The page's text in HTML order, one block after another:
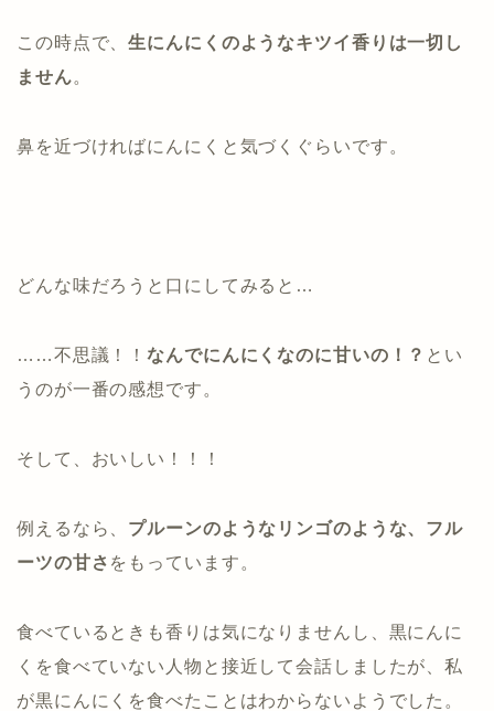
この時点で、生にんにくのようなキツイ香りは一切し
ません。
鼻を近づければにんにくと気づくぐらいです。
どんな味だろうと口にしてみると…
……不思議！！なんでにんにくなのに甘いの！？ とい
うのが一番の感想です。
そして、おいしい！！！
例えるなら、 プルーンのようなリンゴのような、フル
ーツの甘さ をもっています。
食べているときも香りは気になりませんし、黒にんに
くを食べていない人物と接近して会話しましたが、私
が黒にんにくを食べたことはわからないようでした。